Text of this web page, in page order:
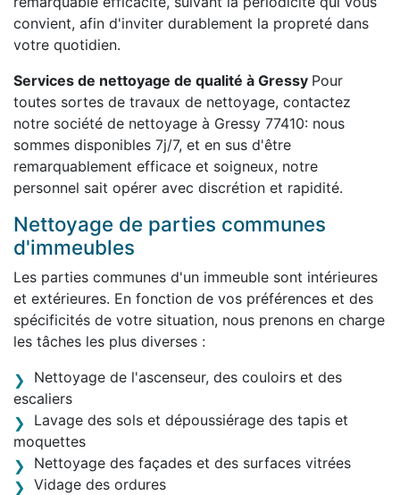
convient, afin d'inviter durablement la propreté dans
votre quotidien.
Services de nettoyage de qualité à Gressy Pour
toutes sortes de travaux de nettoyage, contactez
notre société de nettoyage à Gressy 77410: nous
sommes disponibles 7j/7, et en sus d'être
remarquablement efficace et soigneux, notre
personnel sait opérer avec discrétion et rapidité.
Nettoyage de parties communes
d'immeubles
Les parties communes d'un immeuble sont intérieures
et extérieures. En fonction de vos préférences et des
spécificités de votre situation, nous prenons en charge
les tâches les plus diverses :
Nettoyage de l'ascenseur, des couloirs et des
escaliers
Lavage des sols et dépoussiérage des tapis et
moquettes
Nettoyage des façades et des surfaces vitrées
Vidage des ordures